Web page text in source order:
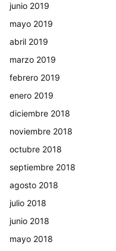
junio 2019
mayo 2019
abril 2019
marzo 2019
febrero 2019
enero 2019
diciembre 2018
noviembre 2018
octubre 2018
septiembre 2018
agosto 2018
julio 2018
junio 2018
mayo 2018